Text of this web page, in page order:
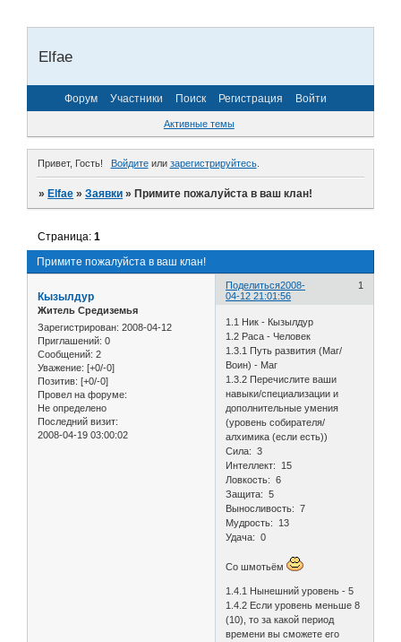
Elfae
Форум Участники Поиск Регистрация Войти
Активные темы
Привет, Гость! Войдитеили зарегистрируйтесь.
»Elfae »Заявки »Примите пожалуйста в ваш клан!
Примите пожалуйста в ваш клан!
Страница:1
Поделиться 1
2008-
04-12 21:01:56
Кызылдур
Житель Средиземья
Зарегистрирован: 2008-04-12
Приглашений: 0
Сообщений: 2
Уважение: [+0/-0]
Позитив: [+0/-0]
Провел на форуме:
Не определено
Последний визит:
2008-04-19 03:00:02
1.1 Ник - Кызылдур
1.2 Раса - Человек
1.3.1 Путь развития (Маг/
Воин) - Маг
1.3.2 Перечислите ваши
навыки/специализации и
дополнительные умения
(уровень собирателя/
алхимика (если есть))
Сила: 3
Интеллект: 15
Ловкость: 6
Защита: 5
Выносливость: 7
Мудрость: 13
Удача: 0
Со шмотьём
1.4.1 Нынешний уровень - 5
1.4.2 Если уровень меньше 8
(10), то за какой период
времени вы сможете его